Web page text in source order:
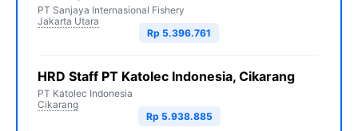
PT Sanjaya Internasional Fishery
Jakarta Utara
Rp 5.396.761
HRD Staff PT Katolec Indonesia, Cikarang
PT Katolec Indonesia
Cikarang
Rp 5.938.885